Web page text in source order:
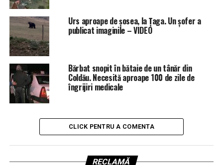
Urs aproape de șosea, la Țaga. Un șofer a
publicat imaginile – VIDEO
Bărbat snopit în bătaie de un tânăr din
Coldău. Necesită aproape 100 de zile de
îngrijiri medicale
CLICK PENTRU A COMENTA
RECLAMĂ